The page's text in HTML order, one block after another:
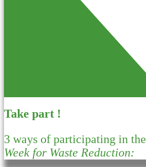
Take part !
3 ways of participating in the
Week for Waste Reduction: